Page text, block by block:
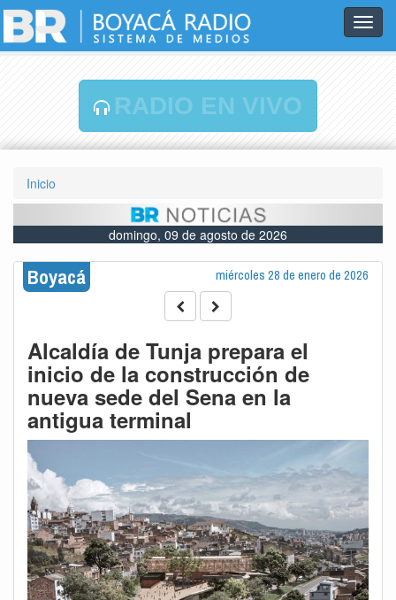
RADIO EN VIVO
Inicio
domingo, 09 de agosto de 2026
Boyacá miércoles 28 de enero de 2026
Alcaldía de Tunja prepara el
inicio de la construcción de
nueva sede del Sena en la
antigua terminal